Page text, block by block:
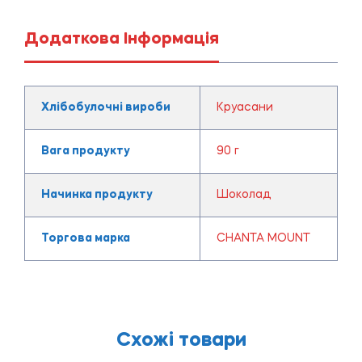
Додаткова Інформація
Хлібобулочні вироби Круасани
Вага продукту 90 г
Начинка продукту Шоколад
Торгова марка CHANTA MOUNT
Схожі товари